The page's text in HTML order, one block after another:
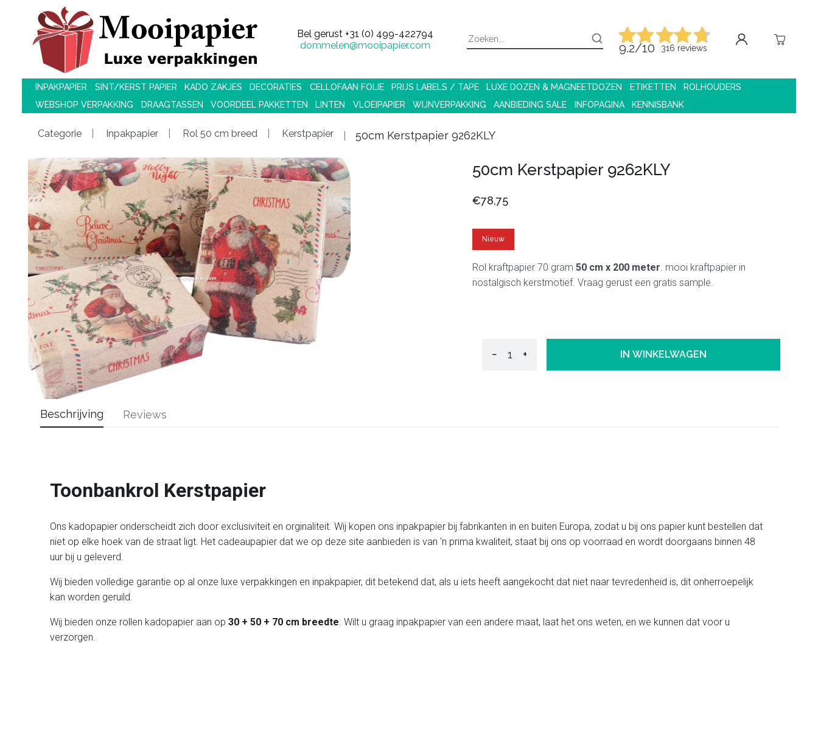
Bel gerust +31 (0) 499-422794
dommelen@mooipapier.com
9.2/10 316 reviews
INPAKPAPIER SINT/KERST PAPIER KADO ZAKJES DECORATIES CELLOFAAN FOLIE PRIJS LABELS / TAPE LUXE DOZEN & MAGNEETDOZEN ETIKETTEN
ROLHOUDERS
WEBSHOP VERPAKKING
DRAAGTASSEN VOORDEEL PAKKETTEN LINTEN VLOEIPAPIER WIJNVERPAKKING AANBIEDING SALE INFOPAGINA KENNISBANK
Categorie Inpakpapier Rol 50 cm breed Kerstpapier 50cm Kerstpapier 9262KLY
50cm Kerstpapier 9262KLY
€78,75
Nieuw
Rol kraftpapier 70 gram 50 cm x 200 meter . mooi kraftpapier in
nostalgisch kerstmotief. Vraag gerust een gratis sample.
− + IN WINKELWAGEN
Beschrijving
Toonbankrol Kerstpapier
Ons kadopapier onderscheidt zich door exclusiviteit en orginaliteit. Wij kopen ons inpakpapier bij fabrikanten in en buiten Europa, zodat u bij ons papier kunt bestellen dat
niet op elke hoek van de straat ligt. Het cadeaupapier dat we op deze site aanbieden is van 'n prima kwaliteit, staat bij ons op voorraad en wordt doorgaans binnen 48
uur bij u geleverd.
Wij bieden volledige garantie op al onze luxe verpakkingen en inpakpapier, dit betekend dat, als u iets heeft aangekocht dat niet naar tevredenheid is, dit onherroepelijk
kan worden geruild.
Wij bieden onze rollen kadopapier aan op 30 + 50 + 70 cm breedte. Wilt u graag inpakpapier van een andere maat, laat het ons weten, en we kunnen dat voor u
verzorgen.
Reviews